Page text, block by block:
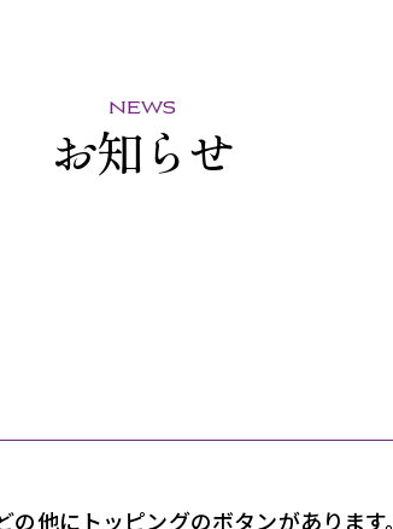
news
お知らせ
他にトッピングのボタンがあります。